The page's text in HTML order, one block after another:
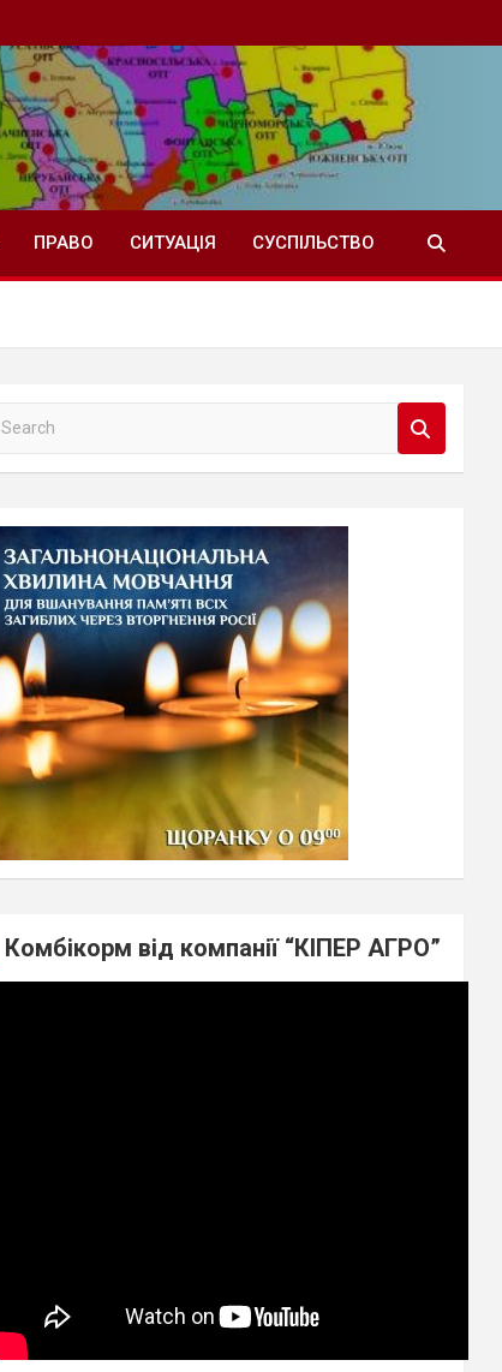
ПРАВО СИТУАЦІЯ СУСПІЛЬСТВО
Комбікорм від компанії “КІПЕР АГРО”